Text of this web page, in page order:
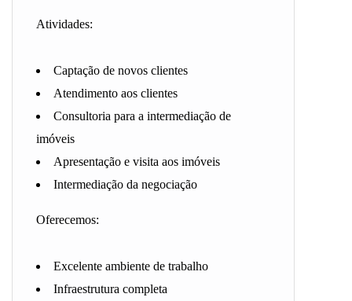
Atividades:
Captação de novos clientes
Atendimento aos clientes
Consultoria para a intermediação de
imóveis
Apresentação e visita aos imóveis
Intermediação da negociação
Oferecemos:
Excelente ambiente de trabalho
Infraestrutura completa